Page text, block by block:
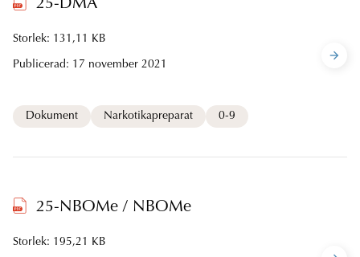
25-DMA
Storlek: 131,11 KB
Publicerad: 17 november 2021
Dokument Narkotikapreparat 0-9
25-NBOMe / NBOMe
Storlek: 195,21 KB